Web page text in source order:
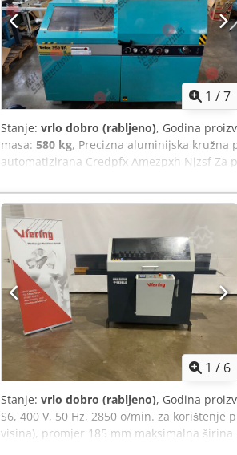
1 /7
Stanje: vrlo dobro (rabljeno), Godina
masa: 580 kg, Precizna aluminijska kružna
automatizirana Credpfx Amezpxh Njzsf Za
kosi rezovi do 45° lijevo. Raspon rezanja: -
45° lijevo: 65 mm okruglo, 60 mm
četvrtasto, 150x80 mm ravno Standardna
multifunkcionalnim zaslonom • Sigurnosni
tlaka 2. Nadzor stezne glave / napetosti
dvostrani stezni uređaj • Pneumatski
materijala • Nonij za finu podešavanje
Priključni nastavak za sustav usisavanja
1 / 6
Stanje: vrlo dobro (rabljeno), Godina
S6, 400 V, 50 Hz, 2850 o/min. za
visina), promjer 185 mm maksimalna
komada uključuje uređaj za povratni hod